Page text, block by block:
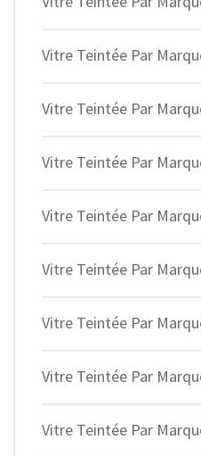
Vitre Teintée Par
Vitre Teintée Par
Vitre Teintée Par
Vitre Teintée Par
Vitre Teintée Par
Vitre Teintée Par
Vitre Teintée Par
Vitre Teintée Par